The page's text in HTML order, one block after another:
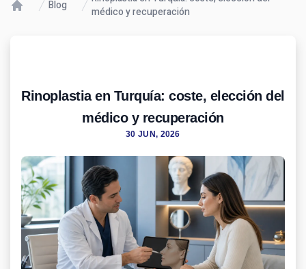
Blog
médico y recuperación
Rinoplastia en Turquía: coste, elección del
médico y recuperación
30 JUN, 2026